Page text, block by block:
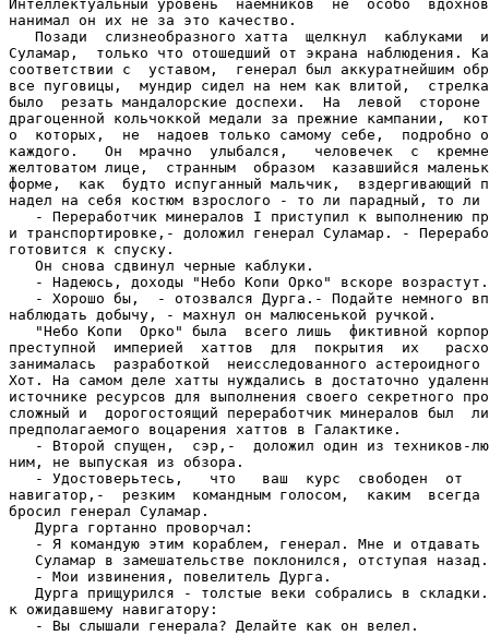
Интеллектуальный уровень  наемников  не  особо
нанимал он их не за это качество.
Позади  слизнеобразного хатта  щелкнул  каблуками
Суламар,  только что отошедший от экрана наблюдения.
соответствии с  уставом,  генерал был аккуратнейшим
все пуговицы,  мундир сидел на нем как влитой,
было  резать мандалорские доспехи.  На  левой  стороне
драгоценной кольчоккой медали за прежние кампании,
о  которых,  не  надоев только самому себе,  подробно
каждого.   Он  мрачно  улыбался,   человечек  с
желтоватом лице,  странным  образом  казавшийся
форме,  как  будто испуганный мальчик,  вздергивающий
надел на себя костюм взрослого - то ли парадный, то ли
- Переработчик минералов I приступил к выполнению
и транспортировке,- доложил генерал Суламар. -
готовится к спуску.
   Он снова сдвинул черные каблуки.
   - Надеюсь, доходы "Небо Копи Орко" вскоре возрастут.
- Хорошо бы,  - отозвался Дурга.- Подайте немного
наблюдать добычу, - махнул он малюсенькой ручкой.
"Небо Копи  Орко" была  всего лишь  фиктивной
преступной  империей  хаттов  для  покрытия  их
занималась  разработкой  неисследованного
Хот. На самом деле хатты нуждались в достаточно
источнике ресурсов для выполнения своего секретного
сложный и  дорогостоящий переработчик минералов был
предполагаемого воцарения хаттов в Галактике.
- Второй спущен,  сэр,-  доложил один из техников-
ним, не выпуская из обзора.
- Удостоверьтесь,   что   ваш  курс  свободен  от
навигатор,-  резким  командным голосом,  каким  всегда
бросил генерал Суламар.
   Дурга гортанно проворчал:
- Я командую этим кораблем, генерал. Мне и отдавать
   Суламар в замешательстве поклонился, отступая назад.
   - Мои извинения, повелитель Дурга.
Дурга прищурился - толстые веки собрались в
к ожидавшему навигатору:
   - Вы слышали генерала? Делайте как он велел.